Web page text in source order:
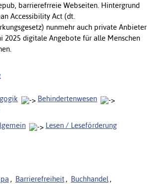
barrierefrreie Webseiten. Hintergrund
Accessibility Act (dt.
nunmehr auch private Anbieter
2025 digitale Angebote für alle Menschen
Behindertenwesen
Lesen / Leseförderung
, Barrierefreiheit , Buchhandel ,